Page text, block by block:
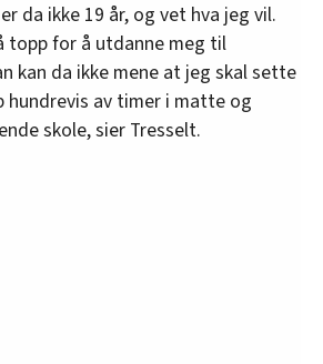
da ikke 19 år, og vet hva jeg vil.
topp for å utdanne meg til
kan da ikke mene at jeg skal sette
hundrevis av timer i matte og
skole, sier Tresselt.